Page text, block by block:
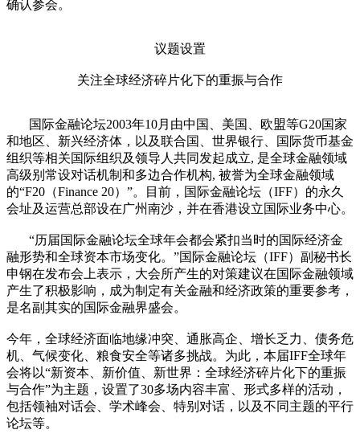
确认参会。
议题设置
关注全球经济碎片化下的重振与合作
国际金融论坛2003年10月由中国、美国、欧盟等G20国家
和地区、新兴经济体，以及联合国、世界银行、国际货币基金
组织等相关国际组织及领导人共同发起成立, 是全球金融领域
高级别常设对话机制和多边合作机构, 被誉为全球金融领域
的“F20（Finance 20）”。目前，国际金融论坛（IFF）的永久
会址及运营总部设在广州南沙，并在香港设立国际业务中心。
“历届国际金融论坛全球年会都会紧扣当时的国际经济金
融形势和全球资本市场变化。”国际金融论坛（IFF）副秘书长
申钢在发布会上表示，大会所产生的对策建议在国际金融领域
产生了积极影响，成为制定有关金融和经济政策的重要参考，
是名副其实的国际金融界盛会。
今年，全球经济面临地缘冲突、通胀高企、增长乏力、债务危
机、气候变化、粮食安全等诸多挑战。为此，本届IFF全球年
会将以“新资本、新价值、新世界：全球经济碎片化下的重振
与合作”为主题，设置了30多场内容丰富、形式多样的活动，
包括领袖对话会、学术峰会、特别对话，以及不同主题的平行
论坛等。